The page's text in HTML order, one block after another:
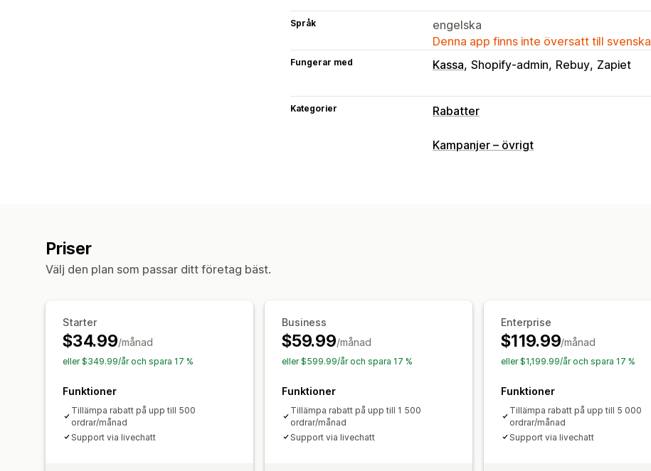
Språk
engelska
Denna app finns inte översatt till svenska
Fungerar med Kassa Shopify-admin Rebuy Zapiet
Kategorier Rabatter
Rabattyper
Valutakonvertering
Geolokalisering Taggning
Kampanjer – övrigt
Priser
Välj den plan som passar ditt företag bäst.
Starter
$34.99/månad
eller $349.99/år och spara 17 %
Funktioner
Tillämpa rabatt på upp till 500
ordrar/månad
Support via livechatt
Business
$59.99/månad
eller $599.99/år och spara 17 %
Funktioner
Tillämpa rabatt på upp till 1 500
ordrar/månad
Support via livechatt
Enterprise
$119.99/månad
eller $1,199.99/år och spara 17 %
Funktioner
Tillämpa rabatt på upp till 5 000
ordrar/månad
Support via livechatt